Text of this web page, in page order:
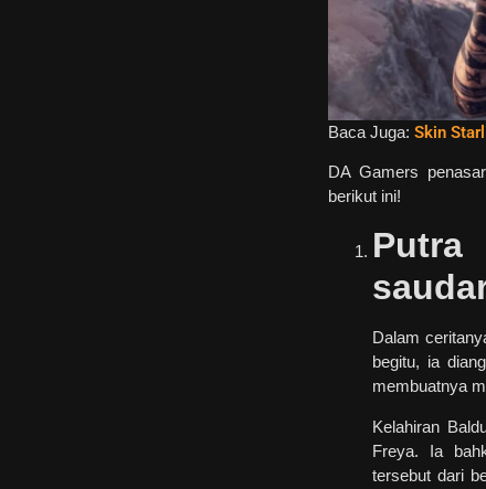
Baca Juga: Skin
DA Gamers
berikut ini!
Dalam
begitu, ia
membuatnya
Kelahiran
Freya. Ia
tersebut dari